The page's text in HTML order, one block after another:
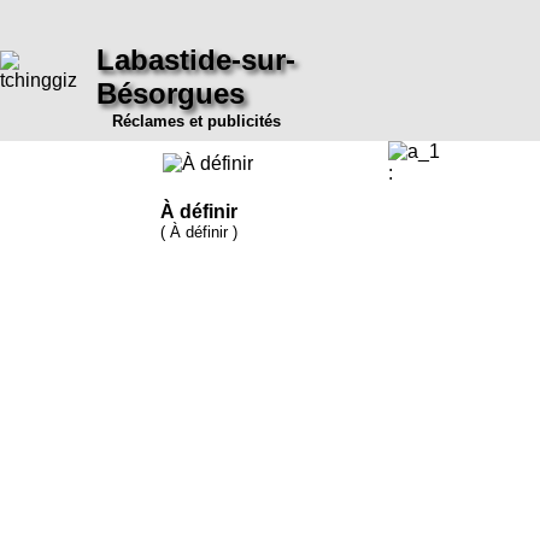
Labastide-sur-
Bésorgues
Réclames et publicités
À définir
( À définir )
: